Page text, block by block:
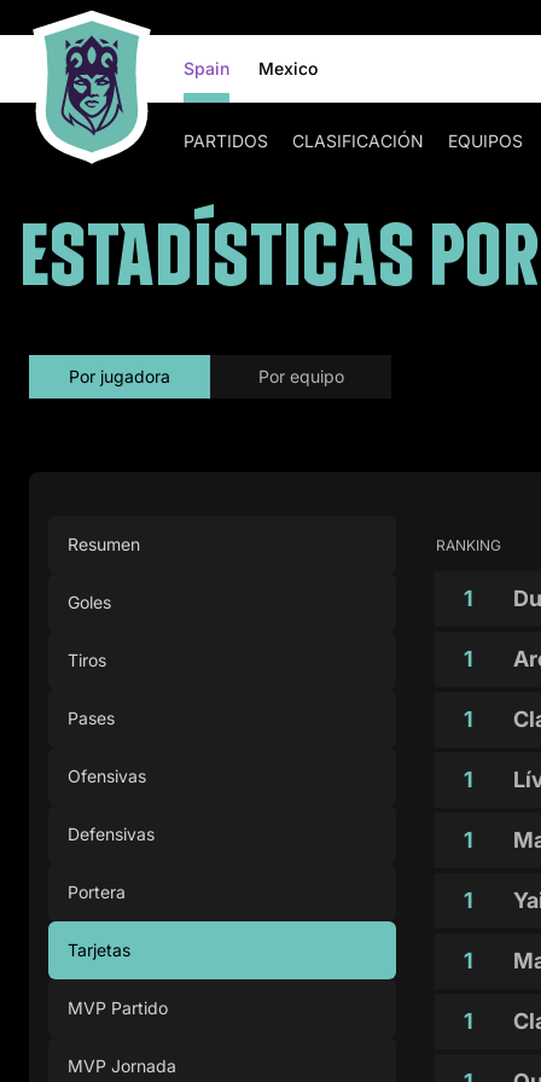
Spain Mexico
PARTIDOS CLASIFICACIÓN EQUIPOS
ESTADÍSTICAS
por jugadora por equipo
Resumen
Goles
Tiros
Pases
Ofensivas
Defensivas
Portera
Tarjetas
MVP Partido
MVP Jornada
RANKING
1
1
1
1
1
1
1
1